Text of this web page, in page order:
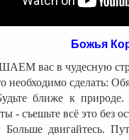
Божья
вас в чудесную
сделать:
ближе к природе.
- съешьте всё это без
двигайтесь.